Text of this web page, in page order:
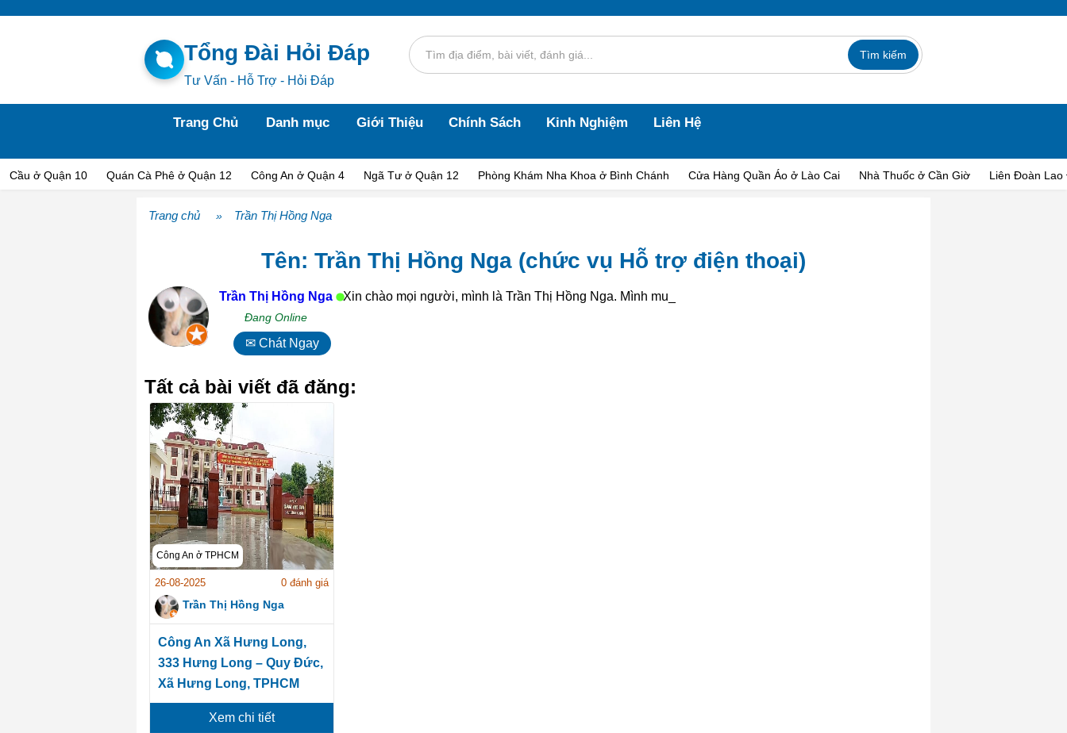
Tổng Đài Hỏi Đáp
Tư Vấn - Hỗ Trợ - Hỏi Đáp
Trang Chủ Danh mục Giới Thiệu Chính Sách Kinh Nghiệm Liên Hệ
Cầu ở Quận 10 Quán Cà Phê ở Quận 12 Công An ở Quận 4 Ngã Tư ở Quận 12 Phòng Khám Nha Khoa ở Bình Chánh Cửa Hàng Quần Áo ở Lào Cai Nhà Thuốc ở Cần Giờ Liên Đoàn Lao
Trang chủ » Trần Thị Hồng Nga
Tên: Trần Thị Hồng Nga (chức vụ Hỗ trợ điện thoại)
Trần Thị Hồng Nga
Đang Online
✉ Chát Ngay
Xin chào mọi người, mình là Trần Thị Hồng Nga. Mình muốn _
Tất cả bài viết đã đăng:
Công An ở TPHCM
26-08-2025 0 đánh giá
Trần Thị Hồng Nga
Công An Xã Hưng Long,
333 Hưng Long – Quy Đức,
Xã Hưng Long, TPHCM
Xem chi tiết